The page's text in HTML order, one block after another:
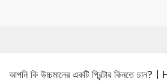
আপনি কি উচ্চমানের একটি প্রিন্টার কিনতে